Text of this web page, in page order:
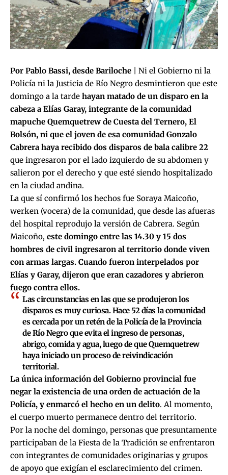
Por Pablo Bassi, desde Bariloche | Ni el Gobierno ni la
Policía ni la Justicia de Río Negro desmintieron que este
domingo a la tarde hayan matado de un disparo en la
cabeza a Elías Garay, integrante de la comunidad
mapuche Quemquetrew de Cuesta del Ternero, El
Bolsón, ni que el joven de esa comunidad Gonzalo
Cabrera haya recibido dos disparos de bala calibre 22
que ingresaron por el lado izquierdo de su abdomen y
salieron por el derecho y que esté siendo hospitalizado
en la ciudad andina.
La que sí confirmó los hechos fue Soraya Maicoño,
werken (vocera) de la comunidad, que desde las afueras
del hospital reprodujo la versión de Cabrera. Según
Maicoño, este domingo entre las 14.30 y 15 dos
hombres de civil ingresaron al territorio donde viven
con armas largas. Cuando fueron interpelados por
Elías y Garay, dijeron que eran cazadores y abrieron
fuego contra ellos.
Las circunstancias en las que se produjeron los
disparos es muy curiosa. Hace 52 días la comunidad
es cercada por un retén de la Policía de la Provincia
de Río Negro que evita el ingreso de personas,
abrigo, comida y agua, luego de que Quemquetrew
haya iniciado un proceso de reivindicación
territorial.
La única información del Gobierno provincial fue
negar la existencia de una orden de actuación de la
Policía, y enmarcó el hecho en un delito. Al momento,
el cuerpo muerto permanece dentro del territorio.
Por la noche del domingo, personas que presuntamente
participaban de la Fiesta de la Tradición se enfrentaron
con integrantes de comunidades originarias y grupos
de apoyo que exigían el esclarecimiento del crimen.